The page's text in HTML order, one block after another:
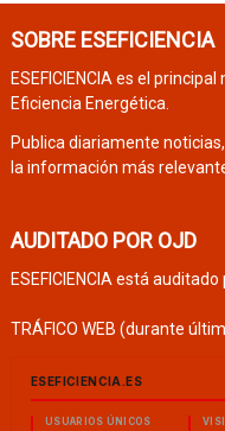
SOBRE ESEFICIENCIA
ESEFICIENCIA es el
Eficiencia Energética.
Publica diariamente
la información más
AUDITADO POR OJD
ESEFICIENCIA está auditado
TRÁFICO WEB (durante